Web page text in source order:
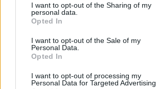
I want to opt-out of the Sharing of my
personal data.
Opted In
I want to opt-out of the Sale of my
Personal Data.
Opted In
I want to opt-out of processing my
Personal Data for Targeted Advertising.